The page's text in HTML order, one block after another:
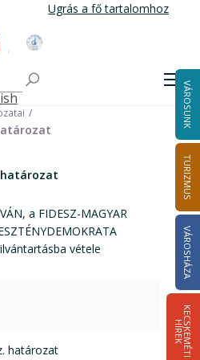
Ugrás a fő tartalomhoz
VÁROSUNK
TURIZMUS
VÁROSHÁZA
K
E
C
S
K
E
M
É
T
I
HÍ
R
E
K
információk
polgármester választás 2014
határozat
a FIDESZ-MAGYAR
vétele
határozat